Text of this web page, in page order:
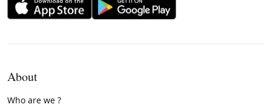
About
Who are we ?